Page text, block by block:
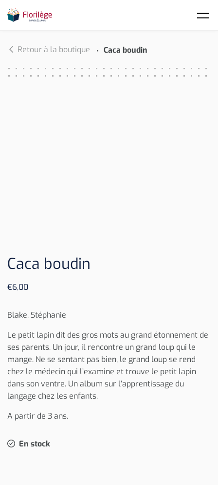
Retour à la boutique Caca boudin
Caca boudin
€6,00
Blake, Stéphanie
Le petit lapin dit des gros mots au grand étonnement de
ses parents. Un jour, il rencontre un grand loup qui le
mange. Ne se sentant pas bien, le grand loup se rend
chez le médecin qui l’examine et trouve le petit lapin
dans son ventre. Un album sur l’apprentissage du
langage chez les enfants.
A partir de 3 ans.
En stock